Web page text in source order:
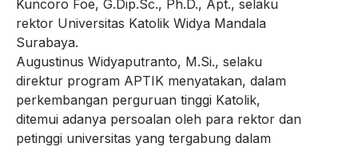
Kuncoro Foe, G.Dip.Sc., Ph.D., Apt., selaku
rektor Universitas Katolik Widya Mandala
Surabaya.
Augustinus Widyaputranto, M.Si., selaku
direktur program APTIK menyatakan, dalam
perkembangan perguruan tinggi Katolik,
ditemui adanya persoalan oleh para rektor dan
petinggi universitas yang tergabung dalam